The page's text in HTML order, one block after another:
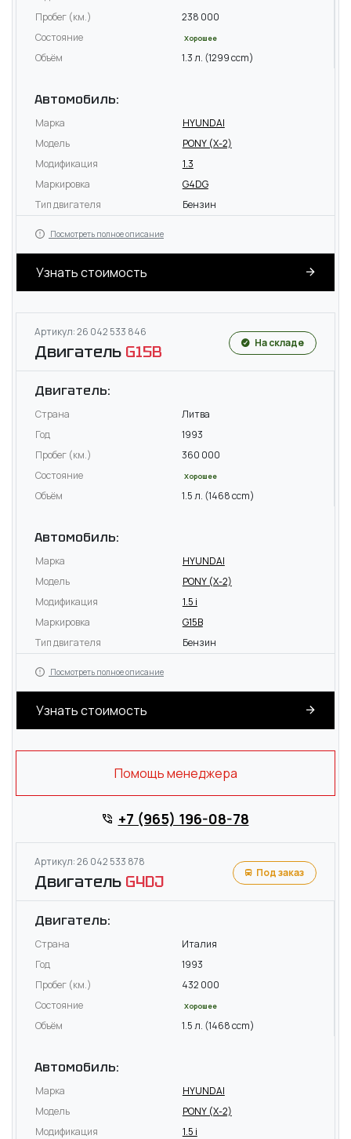
Пробег (км.)
238 000
Состояние
Хорошее
Объём 1.3 л. (1299 ccm)
Автомобиль:
Марка
HYUNDAI
Модель
PONY (X-2)
Модификация
1.3
Маркировка
G4DG
Тип двигателя
Бензин
Посмотреть полное описание
Узнать стоимость
Артикул: 26 042 533 846
Двигатель G15B На складе
Двигатель:
Страна
Литва
Год
1993
Пробег (км.)
360 000
Состояние
Хорошее
Объём 1.5 л. (1468 ccm)
Автомобиль:
Марка
HYUNDAI
Модель
PONY (X-2)
Модификация
1.5 i
Маркировка
G15B
Тип двигателя
Бензин
Посмотреть полное описание
Узнать стоимость
Помощь менеджера
+7 (965) 196-08-78
Артикул: 26 042 533 878
Двигатель G4DJ Под заказ
Двигатель:
Страна
Италия
Год
1993
Пробег (км.)
432 000
Состояние
Хорошее
Объём 1.5 л. (1468 ccm)
Автомобиль:
Марка
HYUNDAI
Модель
PONY (X-2)
Модификация
1.5 i